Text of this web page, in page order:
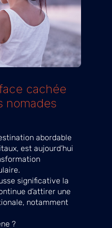
cachée
nomades
abordable
est aujourd’hui
significative la
d’attirer une
notamment
?